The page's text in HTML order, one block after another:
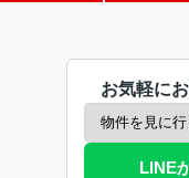
お気軽に
LINE